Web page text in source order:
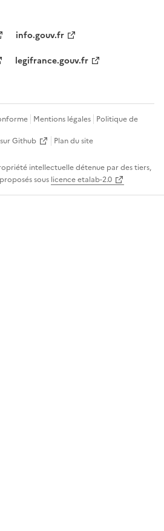
info.gouv.fr
legifrance.gouv.fr
Mentions légales Politique de
Github Plan du site
intellectuelle détenue par des tiers,
sous licence etalab-2.0